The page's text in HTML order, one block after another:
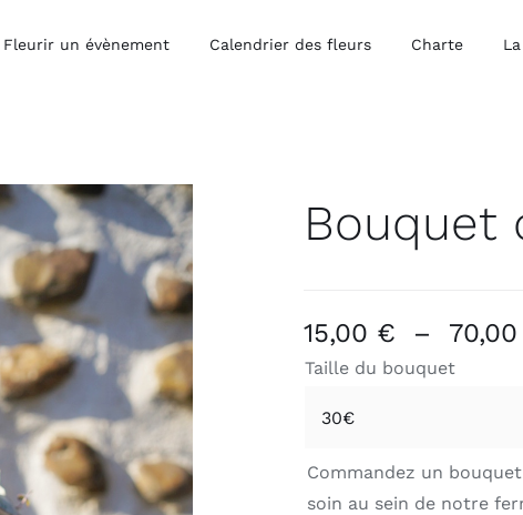
Fleurir un évènement Calendrier des fleurs Charte
Bouquet
15,00 € – 70,00
Taille du bouquet
Commandez un
soin au sein de notre